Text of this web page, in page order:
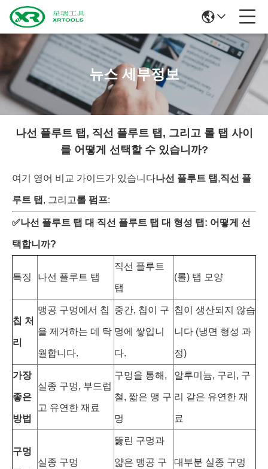
뉴스 세부정보
나선 플루트 탭, 직선 플루트 탭, 그리고 롤 탭 사이
를 어떻게 선택할 수 있습니까?
여기 영어 비교 가이드가 있습니다나선 플루트 탭 ,직선 플
루트 탭 , 그리고롤 펌프:
✅나선 플루트 탭 대 직선 플루트 탭 대 형성 탭: 어떻게 선
택합니까?
특징 나선 플루트 탭
직선 플루트
탭
(롤) 탭 모양
칩 처
리
맹공 구멍에서 칩
을 제거하는 데 탁
월합니다.
중간, 칩이 구
멍에 쌓입니
다.
칩이 생산되지 않습
니다 (냉면 형성 과
정)
가장
좋은
방법
실종 구멍, 부드럽
고 유연한 재료
구멍을 통해,
철, 짧은 맹 구
멍
알루미늄, 구리, 구
리 같은 유연한 재
료
구멍
실종 구멍
뚫린 구멍과
얇은 맹공 구 대부분 실종 구멍